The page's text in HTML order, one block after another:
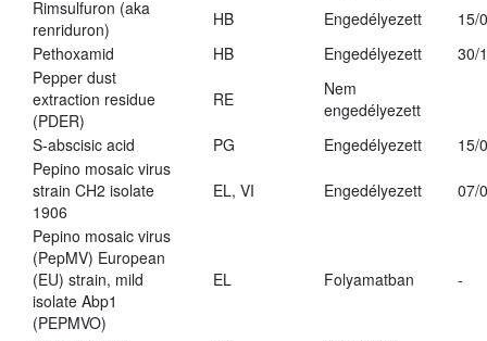
Rimsulfuron (aka
renriduron)
HB Engedélyezett
15/
Pethoxamid
HB Engedélyezett
30/
Pepper dust
extraction residue
(PDER)
RE
Nem
engedélyezett
S-abscisic acid
PG Engedélyezett
15/
Pepino mosaic virus
strain CH2 isolate
1906
EL, VI Engedélyezett 07/
Pepino mosaic virus
(PepMV) European
(EU) strain, mild
isolate Abp1
(PEPMVO)
EL Folyamatban -